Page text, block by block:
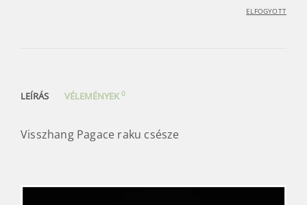
ELFOGYOTT
LEÍRÁS VÉLEMÉNYEK0
Visszhang Pagace raku csésze